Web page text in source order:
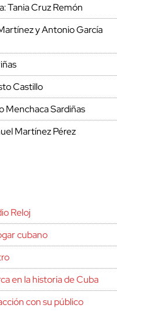
Tania Cruz Remón
y Antonio García
Castillo
Menchaca Sardiñas
Martínez Pérez
Reloj
cubano
en la historia de Cuba
con su público